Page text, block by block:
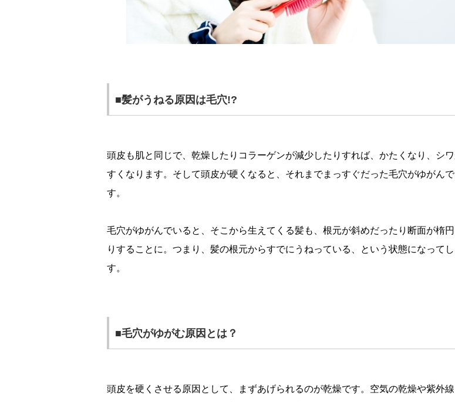
■髪がうねる原因は毛穴!?
頭皮も肌と同じで、乾燥したりコラーゲンが減少したりすれば、かたくなり、
すくなります。そして頭皮が硬くなると、それまでまっすぐだった毛穴がゆがんで
す。
毛穴がゆがんでいると、そこから生えてくる髪も、根元が斜めだったり断面が楕
りすることに。つまり、髪の根元からすでにうねっている、という状態になって
す。
■毛穴がゆがむ原因とは？
頭皮を硬くさせる原因として、まずあげられるのが乾燥です。空気の乾燥や紫外